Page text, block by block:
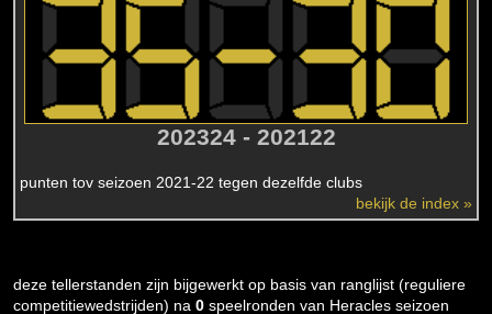
202324 - 202122
punten tov seizoen 2021-22 tegen dezelfde clubs
bekijk de index »
deze tellerstanden zijn bijgewerkt op basis van ranglijst (reguliere
competitiewedstrijden) na 0 speelronden van Heracles seizoen